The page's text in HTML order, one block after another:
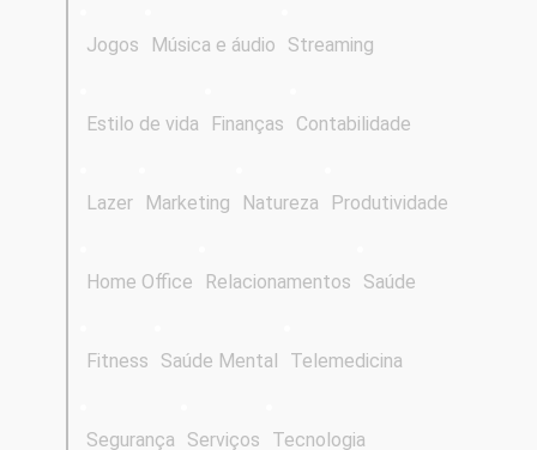
Jogos Música e áudio Streaming
Estilo de vida Finanças Contabilidade
Lazer Marketing Natureza Produtividade
Home Office Relacionamentos Saúde
Fitness Saúde Mental Telemedicina
Segurança Serviços Tecnologia